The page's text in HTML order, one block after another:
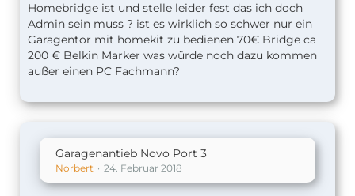
Homebridge ist und stelle leider fest das ich doch
Admin sein muss ? ist es wirklich so schwer nur ein
Garagentor mit homekit zu bedienen 70€ Bridge ca
200 € Belkin Marker was würde noch dazu kommen
außer einen PC Fachmann?
Garagenantieb Novo Port 3
Norbert 24. Februar 2018